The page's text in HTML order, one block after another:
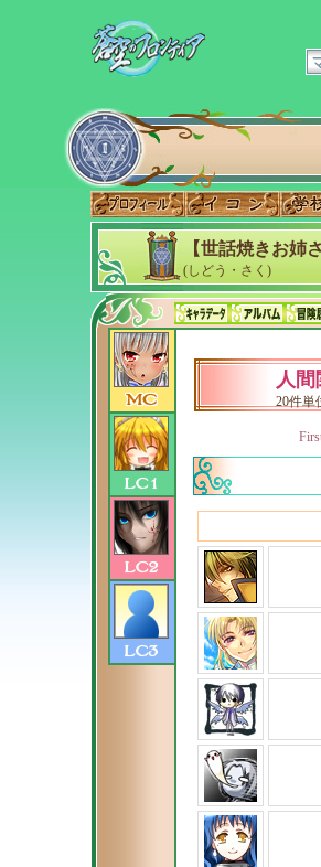
【世話焼きお
(しどう・さく)
人間
20件単